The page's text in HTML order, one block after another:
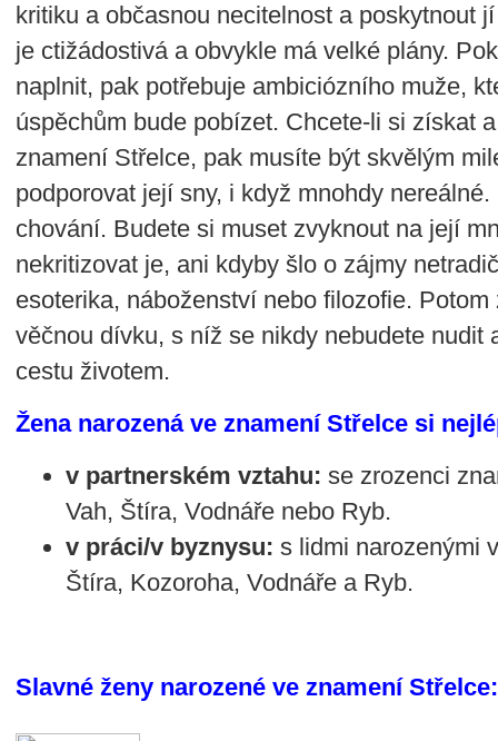
kritiku a občasnou necitelnost a poskytnout
je ctižádostivá a obvykle má velké plány.
naplnit, pak potřebuje ambiciózního muže,
úspěchům bude pobízet. Chcete-li si získat
znamení Střelce, pak musíte být skvělým
podporovat její sny, i když mnohdy
chování. Budete si muset zvyknout na její
nekritizovat je, ani kdyby šlo o zájmy
esoterika, náboženství nebo filozofie.
věčnou dívku, s níž se nikdy nebudete nudit
cestu životem.
Žena narozená ve znamení Střelce si
v partnerském vztahu: se zrozenci
Vah, Štíra, Vodnáře nebo Ryb.
v práci/v byznysu: s lidmi narozenými
Štíra, Kozoroha, Vodnáře a Ryb.
Slavné ženy narozené ve znamení Střelce: